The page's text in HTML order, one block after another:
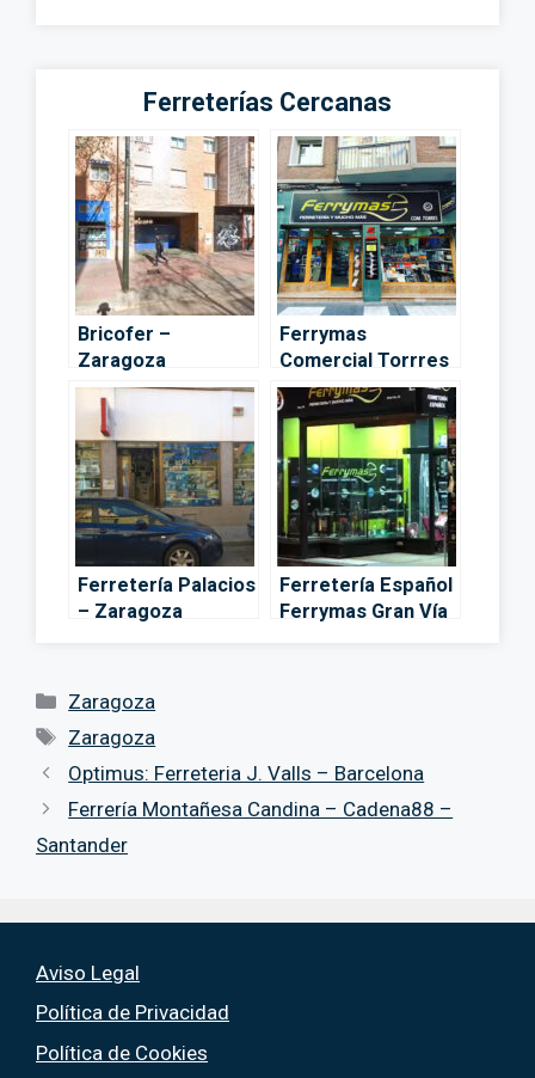
Ferreterías Cercanas
Bricofer –
Zaragoza
Ferrymas
Comercial Torrres
– Zaragoza
Ferretería Palacios
– Zaragoza
Ferretería Español
Ferrymas Gran Vía
Categorías
Zaragoza
Etiquetas
Zaragoza
Optimus: Ferreteria J. Valls – Barcelona
Ferrería Montañesa Candina – Cadena88 –
Santander
Aviso Legal
Política de Privacidad
Política de Cookies